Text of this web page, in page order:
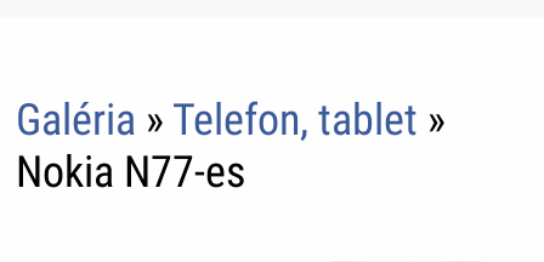
Galéria » Telefon, tablet »
Nokia N77-es